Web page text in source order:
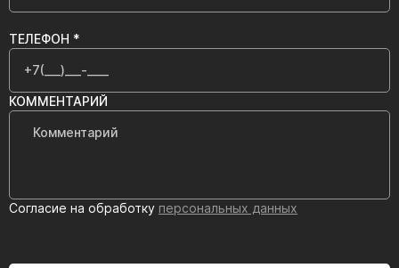
ТЕЛЕФОН *
КОММЕНТАРИЙ
Согласие на обработку персональных данных